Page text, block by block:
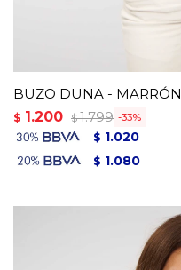
BUZO DUNA - MARRÓN
$ 1.200 $ 1.799 33
$ 1.020
$ 1.080